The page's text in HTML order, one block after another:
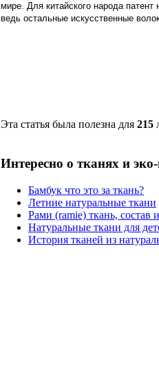
мире. Для китайского народа
ведь остальные искусственные
Эта статья была полезна для 215
Интересно о тканях и
Бамбук что это за ткань?
Летние натуральные ткани
Рами (ramie) ткань, состав
Натуральные ткани для
История тканей из